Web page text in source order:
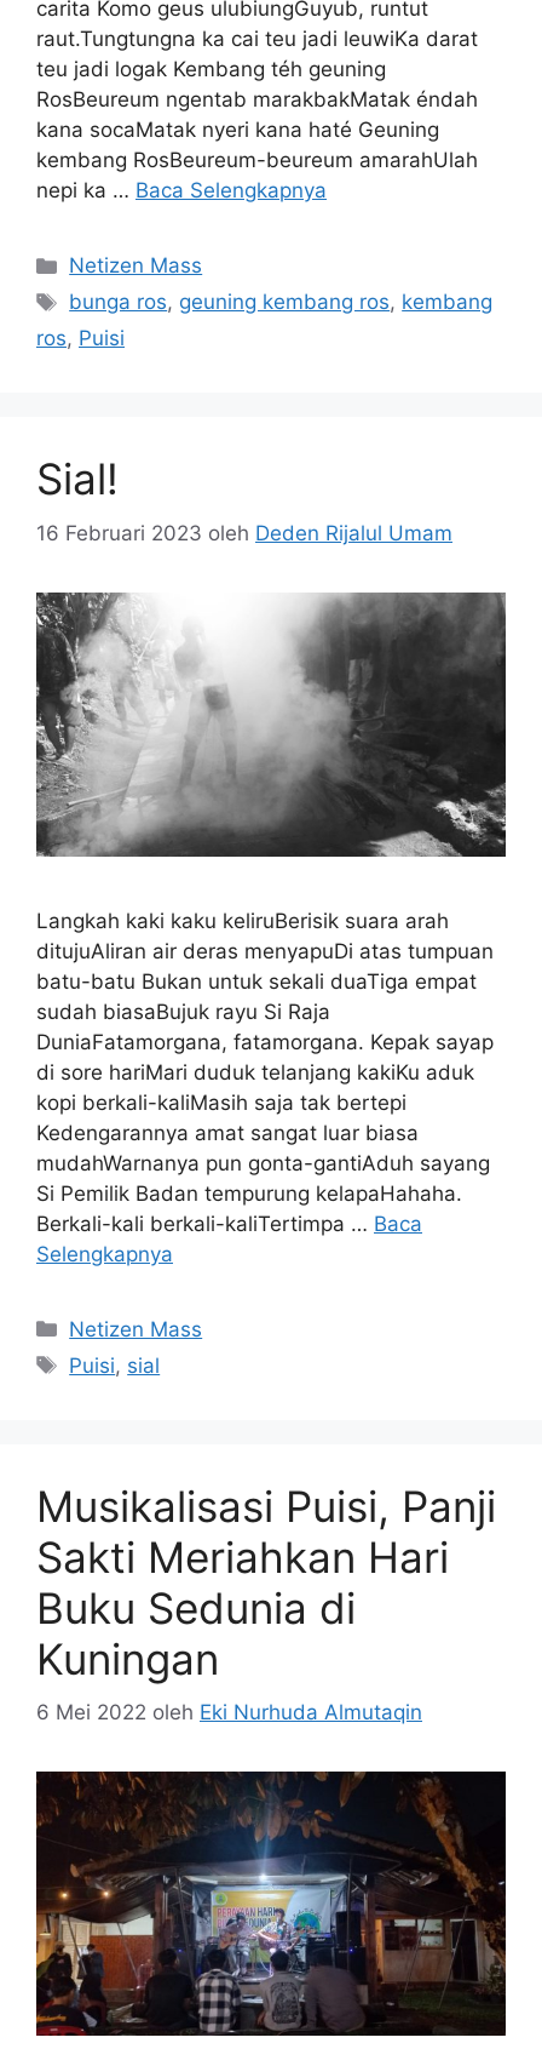
carita Komo geus ulubiungGuyub, runtut
raut.Tungtungna ka cai teu jadi leuwiKa darat
teu jadi logak Kembang téh geuning
RosBeureum ngentab marakbakMatak éndah
kana socaMatak nyeri kana haté Geuning
kembang RosBeureum-beureum amarahUlah
nepi ka … Baca Selengkapnya
Kategori
Netizen Mass
Tag
bunga ros, geuning kembang ros, kembang
ros, Puisi
Sial!
16 Februari 2023 oleh Deden Rijalul Umam
Langkah kaki kaku keliruBerisik suara arah
ditujuAliran air deras menyapuDi atas tumpuan
batu-batu Bukan untuk sekali duaTiga empat
sudah biasaBujuk rayu Si Raja
DuniaFatamorgana, fatamorgana. Kepak sayap
di sore hariMari duduk telanjang kakiKu aduk
kopi berkali-kaliMasih saja tak bertepi
Kedengarannya amat sangat luar biasa
mudahWarnanya pun gonta-gantiAduh sayang
Si Pemilik Badan tempurung kelapaHahaha.
Berkali-kali berkali-kaliTertimpa … Baca
Selengkapnya
Kategori
Netizen Mass
Tag
Puisi, sial
Musikalisasi Puisi, Panji
Sakti Meriahkan Hari
Buku Sedunia di
Kuningan
6 Mei 2022 oleh Eki Nurhuda Almutaqin